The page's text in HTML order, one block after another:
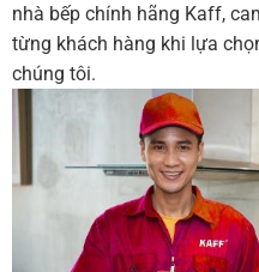
nhà bếp chính hãng Kaff,
từng khách hàng khi lựa
chúng tôi.